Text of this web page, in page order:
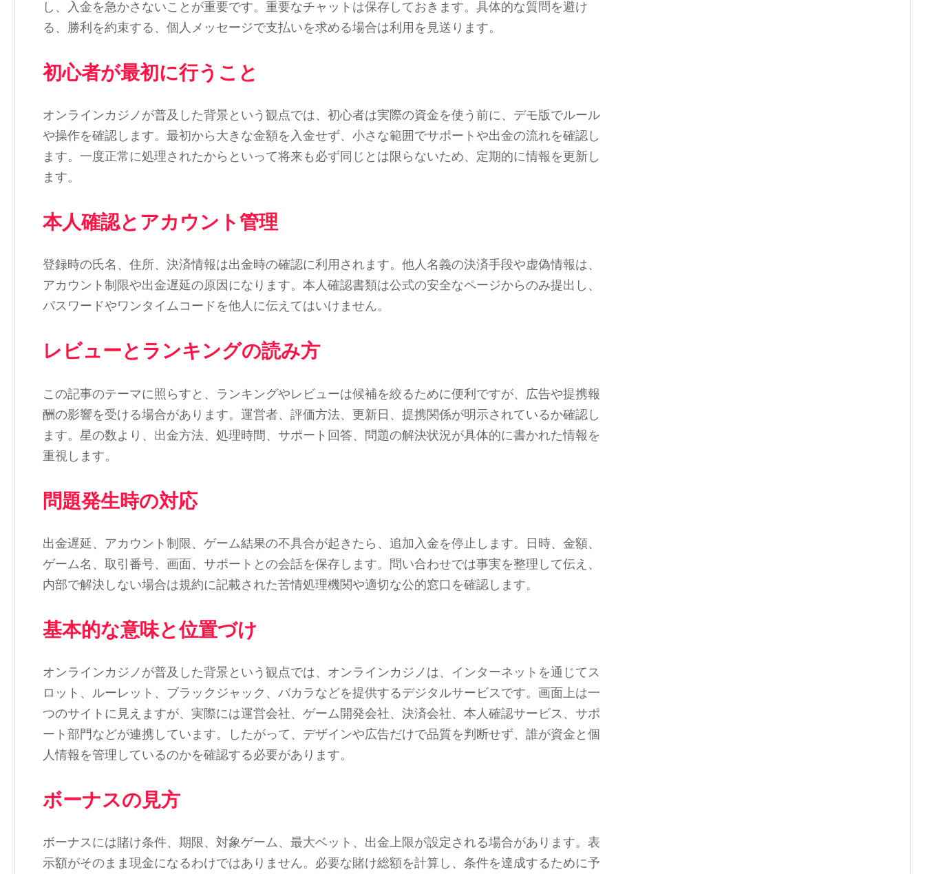
し、入金を急かさないことが重要です。重要なチャットは保存しておきます。具体的な質問を避け
る、勝利を約束する、個人メッセージで支払いを求める場合は利用を見送ります。
初心者が最初に行うこと
オンラインカジノが普及した背景という観点では、初心者は実際の資金を使う前に、デモ版でルール
や操作を確認します。最初から大きな金額を入金せず、小さな範囲でサポートや出金の流れを確認し
ます。一度正常に処理されたからといって将来も必ず同じとは限らないため、定期的に情報を更新し
ます。
本人確認とアカウント管理
登録時の氏名、住所、決済情報は出金時の確認に利用されます。他人名義の決済手段や虚偽情報は、
アカウント制限や出金遅延の原因になります。本人確認書類は公式の安全なページからのみ提出し、
パスワードやワンタイムコードを他人に伝えてはいけません。
レビューとランキングの読み方
この記事のテーマに照らすと、ランキングやレビューは候補を絞るために便利ですが、広告や提携報
酬の影響を受ける場合があります。運営者、評価方法、更新日、提携関係が明示されているか確認し
ます。星の数より、出金方法、処理時間、サポート回答、問題の解決状況が具体的に書かれた情報を
重視します。
問題発生時の対応
出金遅延、アカウント制限、ゲーム結果の不具合が起きたら、追加入金を停止します。日時、金額、
ゲーム名、取引番号、画面、サポートとの会話を保存します。問い合わせでは事実を整理して伝え、
内部で解決しない場合は規約に記載された苦情処理機関や適切な公的窓口を確認します。
基本的な意味と位置づけ
オンラインカジノが普及した背景という観点では、オンラインカジノは、インターネットを通じてス
ロット、ルーレット、ブラックジャック、バカラなどを提供するデジタルサービスです。画面上は一
つのサイトに見えますが、実際には運営会社、ゲーム開発会社、決済会社、本人確認サービス、サポ
ート部門などが連携しています。したがって、デザインや広告だけで品質を判断せず、誰が資金と個
人情報を管理しているのかを確認する必要があります。
ボーナスの見方
ボーナスには賭け条件、期限、対象ゲーム、最大ベット、出金上限が設定される場合があります。表
示額がそのまま現金になるわけではありません。必要な賭け総額を計算し、条件を達成するために予